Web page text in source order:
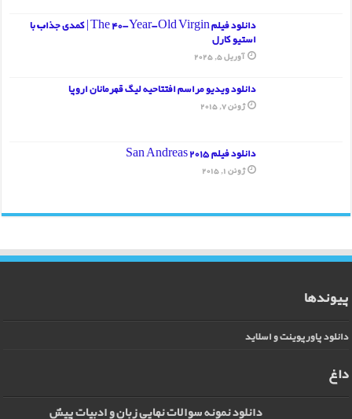
دانلود فیلم The 40-Year-Old Virgin | کمدی جذاب با
استیو کارل
آوریل 5, 2025
دانلود ویدیو مراسم افتتاحیه لیگ قهرمانان اروپا
ژوئن 7, 2015
دانلود فیلم San Andreas 2015
ژوئن 1, 2015
پیوندها
دانلود پاورپوینت و اسلاید
داغ
دانلود نمونه سوالات نهایی زبان و ادبیات پیش